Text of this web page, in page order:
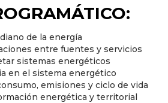
de la energía
entre fuentes y servicios
sistemas energéticos
en el sistema energético
emisiones y ciclo de vida
energética y territorial